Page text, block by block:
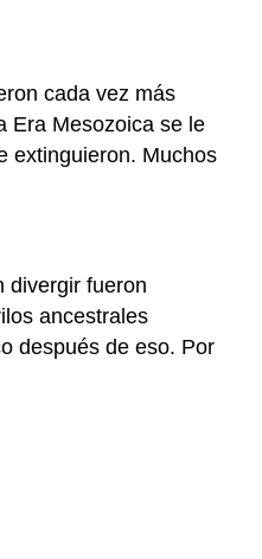
cada vez más
Era Mesozoica se le
extinguieron. Muchos
divergir fueron
ancestrales
después de eso. Por